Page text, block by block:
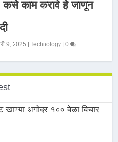
कसे काम करावे हे जाणून
9, 2025 |Technology |0